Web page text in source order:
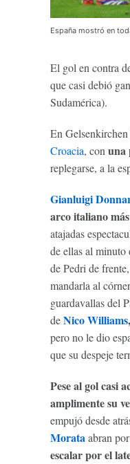
España mostró en
El gol en contra
que casi debió
Sudamérica).
En Gelsenkirchen
Croacia, conuna
replegarse, a la
Gianluigi
arco italiano
atajadas
de ellas al minuto
de Pedri de
mandarla al
guardavallas del
deNico Williams,
pero no le dio
que su despeje
Pese al gol casi
amplimente su
empujó desde
Morataabran
escalar por el